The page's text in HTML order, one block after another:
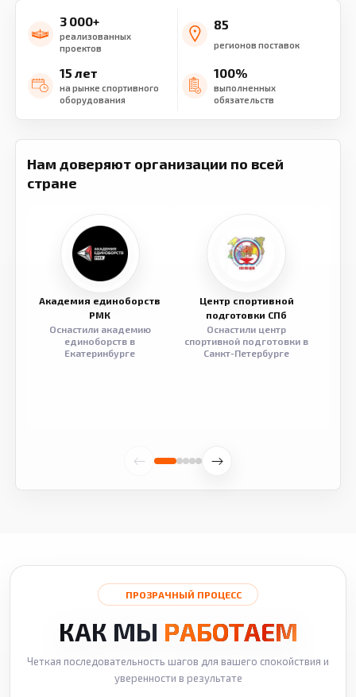
3 000+
реализованных
проектов
85
регионов поставок
15 лет
на рынке спортивного
оборудования
100%
выполненных
обязательств
Нам доверяют организации по всей
стране
Академия единоборств
РМК
Оснастили академию
единоборств в
Екатеринбурге
Центр спортивной
подготовки СПб
Оснастили центр
спортивной подготовки в
Санкт-Петербурге
ПРОЗРАЧНЫЙ ПРОЦЕСС
КАК МЫ РАБОТАЕМ
Четкая последовательность шагов для вашего спокойствия и
уверенности в результате